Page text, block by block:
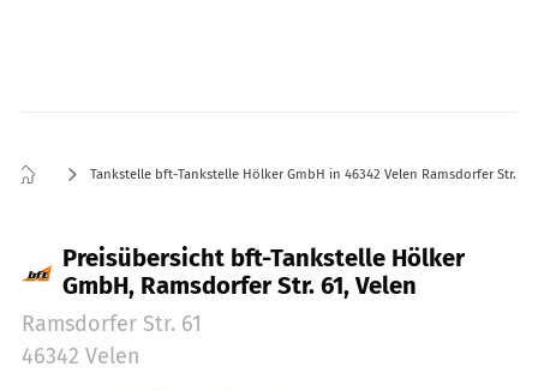
Tankstelle bft-Tankstelle Hölker GmbH in 46342 Velen Ramsdorfer Str. 61
Preisübersicht bft-Tankstelle Hölker
GmbH, Ramsdorfer Str. 61, Velen
Ramsdorfer Str. 61
46342 Velen